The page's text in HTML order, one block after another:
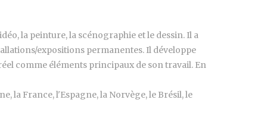
la peinture, la scénographie et le dessin. Il a
expositions permanentes. Il développe
comme éléments principaux de son travail. En
la France, l'Espagne, la Norvège, le Brésil, le